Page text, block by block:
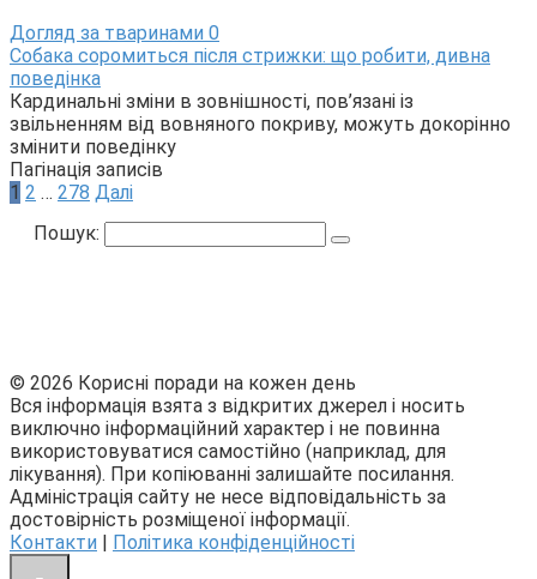
Догляд за тваринами 0
Собака соромиться після стрижки: що робити, дивна
поведінка
Кардинальні зміни в зовнішності, пов’язані із
звільненням від вовняного покриву, можуть докорінно
змінити поведінку
Пагінація записів
1 2 … 278 Далі
Пошук:
© 2026 Корисні поради на кожен день
Вся інформація взята з відкритих джерел і носить
виключно інформаційний характер і не повинна
використовуватися самостійно (наприклад, для
лікування). При копіюванні залишайте посилання.
Адміністрація сайту не несе відповідальність за
достовірність розміщеної інформації.
Контакти | Політика конфіденційності